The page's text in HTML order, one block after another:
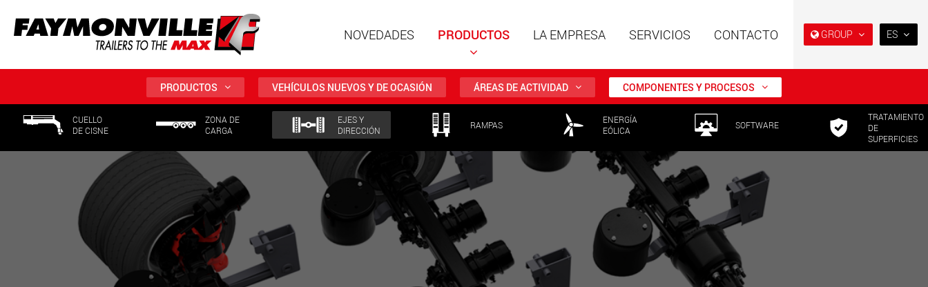
GROUP
Remolques especiales con
estructura modular para
www.maxtrailer.eu
Remolques especiales,
diseñados para el mercado
www.maxtrailer.us
Remolques especiales para
cargas útiles desde 20 t
hasta 500 t
www.faymonville.com
Vehículos eléctricos a batería
con capacidades de carga a
partir de 5 t
ES
NL
IT
NOVEDADES PRODUCTOS LA EMPRESA SERVICIOS CONTACTO
PRODUCTOS VEHÍCULOS NUEVOS Y DE OCASIÓN ÁREAS DE ACTIVIDAD COMPONENTES Y PROCESOS
CUELLO
DE CISNE
ZONA DE
CARGA
EJES Y
DIRECCIÓN
RAMPAS
ENERGÍA
EÓLICA
SOFTWARE
TRATAMIENTO
DE
SUPERFICIES